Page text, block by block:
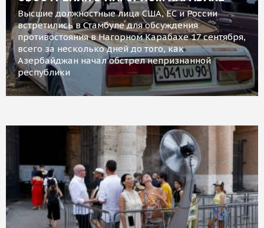
Высшие должностные лица США, ЕС и России
встретились в Стамбуле для обсуждения
противостояния в Нагорном Карабахе 17 сентября,
всего за несколько дней до того, как
Азербайджан начал обстрел непризнанной
республики